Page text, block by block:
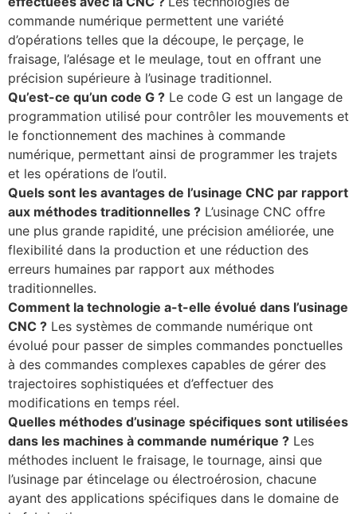
commande numérique permettent une variété
d’opérations telles que la découpe, le perçage, le
fraisage, l’alésage et le meulage, tout en offrant une
précision supérieure à l’usinage traditionnel.
Qu’est-ce qu’un code G ? Le code G est un langage de
programmation utilisé pour contrôler les mouvements et
le fonctionnement des machines à commande
numérique, permettant ainsi de programmer les trajets
et les opérations de l’outil.
Quels sont les avantages de l’usinage CNC par rapport
aux méthodes traditionnelles ? L’usinage CNC offre
une plus grande rapidité, une précision améliorée, une
flexibilité dans la production et une réduction des
erreurs humaines par rapport aux méthodes
traditionnelles.
Comment la technologie a-t-elle évolué dans l’usinage
CNC ? Les systèmes de commande numérique ont
évolué pour passer de simples commandes ponctuelles
à des commandes complexes capables de gérer des
trajectoires sophistiquées et d’effectuer des
modifications en temps réel.
Quelles méthodes d’usinage spécifiques sont utilisées
dans les machines à commande numérique ? Les
méthodes incluent le fraisage, le tournage, ainsi que
l’usinage par étincelage ou électroérosion, chacune
ayant des applications spécifiques dans le domaine de